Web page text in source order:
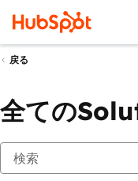
戻る
全ての